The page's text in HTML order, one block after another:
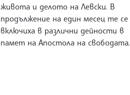
живота и делото на Левски. В
продължение на един месец те се
включиха в различни дейности в
памет на Апостола на свободата.